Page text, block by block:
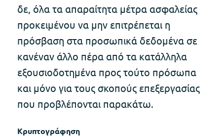
δε, όλα τα απαραίτητα μέτρα ασφαλείας
προκειμένου να μην επιτρέπεται η
πρόσβαση στα προσωπικά δεδομένα σε
κανέναν άλλο πέρα από τα κατάλληλα
εξουσιοδοτημένα προς τούτο πρόσωπα
και μόνο για τους σκοπούς επεξεργασίας
που προβλέπονται παρακάτω.
Κρυπτογράφηση